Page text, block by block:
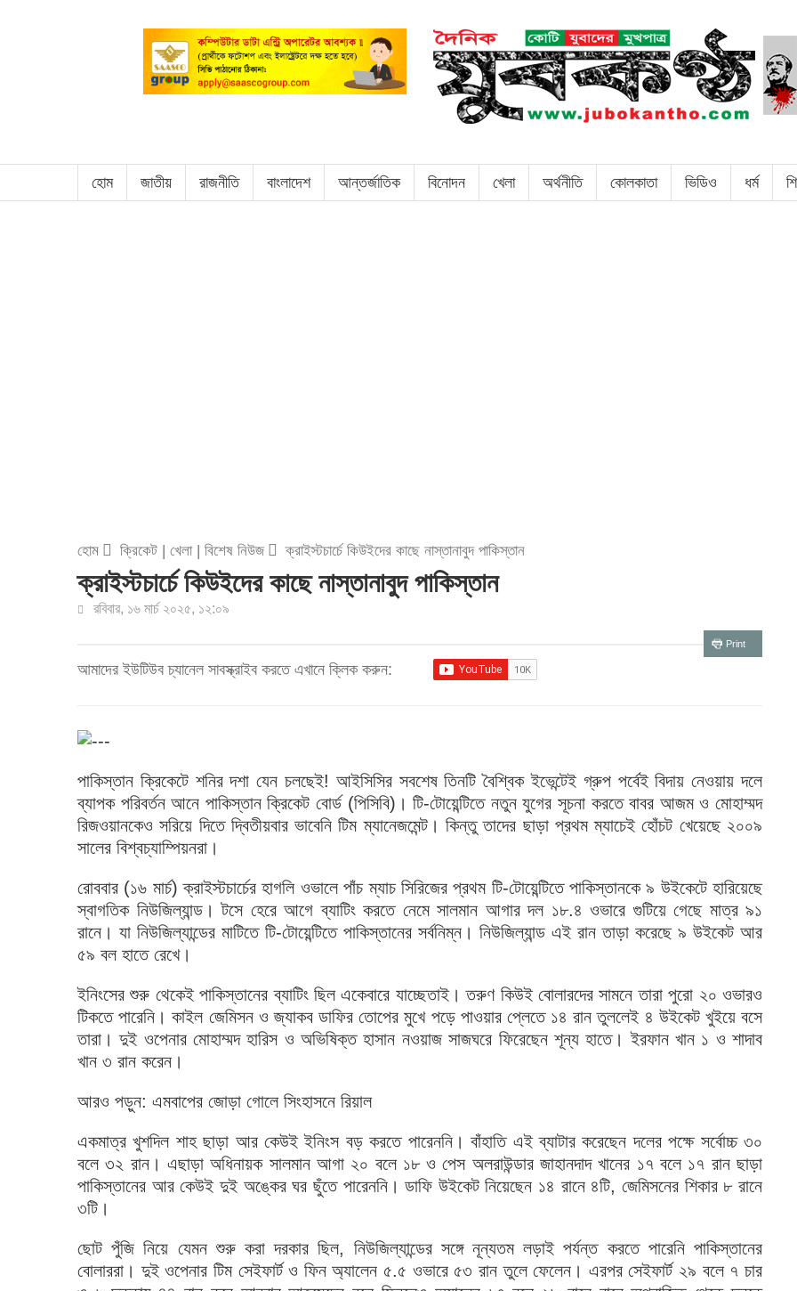
হোম জাতীয় রাজনীতি বাংলাদেশ আন্তর্জাতিক বিনোদন খেলা অর্থনীতি কোলকাতা ভিডিও ধর্ম
হোম ক্রিকেট | খেলা | বিশেষ নিউজ ক্রাইস্টচার্চে কিউইদের কাছে নাস্তানাবুদ পাকিস্তান
ক্রাইস্টচার্চে কিউইদের কাছে নাস্তানাবুদ পাকিস্তান
রবিবার, ১৬ মার্চ ২০২৫, ১২:০৯
Print
আমাদের ইউটিউব চ্যানেল সাবস্ক্রাইব করতে এখানে ক্লিক করুন:
পাকিস্তান ক্রিকেটে শনির দশা যেন চলছেই! আইসিসির সবশেষ তিনটি বৈশ্বিক ইভেন্টেই গ্রুপ পর্বেই বিদায় নেওয়ায় দলে
ব্যাপক পরিবর্তন আনে পাকিস্তান ক্রিকেট বোর্ড (পিসিবি)। টি-টোয়েন্টিতে নতুন যুগের সূচনা করতে বাবর আজম ও মোহাম্মদ
রিজওয়ানকেও সরিয়ে দিতে দ্বিতীয়বার ভাবেনি টিম ম্যানেজমেন্ট। কিন্তু তাদের ছাড়া প্রথম ম্যাচেই হোঁচট খেয়েছে ২০০৯
সালের বিশ্বচ্যাম্পিয়নরা।
রোববার (১৬ মার্চ) ক্রাইস্টচার্চের হাগলি ওভালে পাঁচ ম্যাচ সিরিজের প্রথম টি-টোয়েন্টিতে পাকিস্তানকে ৯ উইকেটে হারিয়েছে
স্বাগতিক নিউজিল্যান্ড। টসে হেরে আগে ব্যাটিং করতে নেমে সালমান আগার দল ১৮.৪ ওভারে গুটিয়ে গেছে মাত্র ৯১
রানে। যা নিউজিল্যান্ডের মাটিতে টি-টোয়েন্টিতে পাকিস্তানের সর্বনিম্ন। নিউজিল্যান্ড এই রান তাড়া করেছে ৯ উইকেট আর
৫৯ বল হাতে রেখে।
ইনিংসের শুরু থেকেই পাকিস্তানের ব্যাটিং ছিল একেবারে যাচ্ছেতাই। তরুণ কিউই বোলারদের সামনে তারা পুরো ২০ ওভারও
টিকতে পারেনি। কাইল জেমিসন ও জ্যাকব ডাফির তোপের মুখে পড়ে পাওয়ার প্লেতে ১৪ রান তুললেই ৪ উইকেট খুইয়ে বসে
তারা। দুই ওপেনার মোহাম্মদ হারিস ও অভিষিক্ত হাসান নওয়াজ সাজঘরে ফিরেছেন শূন্য হাতে। ইরফান খান ১ ও শাদাব
খান ৩ রান করেন।
আরও পড়ুন: এমবাপের জোড়া গোলে সিংহাসনে রিয়াল
একমাত্র খুশদিল শাহ ছাড়া আর কেউই ইনিংস বড় করতে পারেননি। বাঁহাতি এই ব্যাটার করেছেন দলের পক্ষে সর্বোচ্চ ৩০
বলে ৩২ রান। এছাড়া অধিনায়ক সালমান আগা ২০ বলে ১৮ ও পেস অলরাউন্ডার জাহানদাদ খানের ১৭ বলে ১৭ রান ছাড়া
পাকিস্তানের আর কেউই দুই অঙ্কের ঘর ছুঁতে পারেননি। ডাফি উইকেট নিয়েছেন ১৪ রানে ৪টি, জেমিসনের শিকার ৮ রানে
৩টি।
ছোট পুঁজি নিয়ে যেমন শুরু করা দরকার ছিল, নিউজিল্যান্ডের সঙ্গে নূন্যতম লড়াই পর্যন্ত করতে পারেনি পাকিস্তানের
বোলাররা। দুই ওপেনার টিম সেইফার্ট ও ফিন অ্যালেন ৫.৫ ওভারে ৫৩ রান তুলে ফেলেন। এরপর সেইফার্ট ২৯ বলে ৭ চার